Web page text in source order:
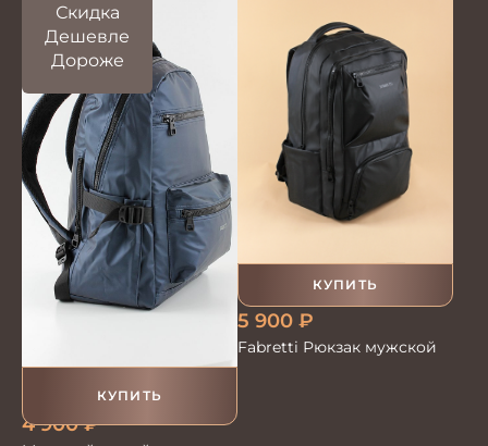
Скидка
Дешевле
Дороже
КУПИТЬ
4 900₽
КУПИТЬ
5 900 ₽
Fabretti Рюкзак мужской